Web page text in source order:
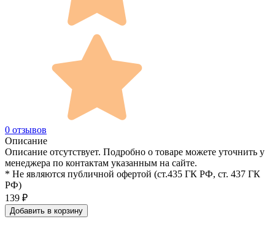
0 отзывов
Описание
Описание отсутствует. Подробно о товаре можете уточнить у
менеджера по контактам указанным на сайте.
* Не являются публичной офертой (ст.435 ГК РФ, cт. 437 ГК
РФ)
139 ₽
Добавить в корзину